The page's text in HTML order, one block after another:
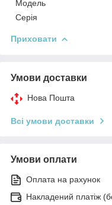
Модель
Серія
Приховати
Умови доставки
Нова Пошта
Всі умови доставки
Умови оплати
Оплата на рахунок
Накладений платіж